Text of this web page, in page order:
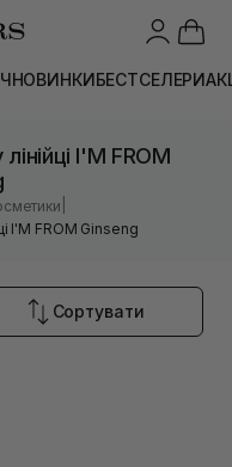
НОВИНКИБЕСТСЕЛЕРИ
I'M FROM
I'M FROM Ginseng
Сортувати